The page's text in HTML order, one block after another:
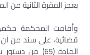
بعجز الفقرة الثانية من المادة (7) من
قضائية، على سند من أن